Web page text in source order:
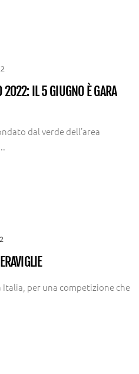
2022: IL 5 GIUGNO È GARA
dal verde dell’area
per una competizione che